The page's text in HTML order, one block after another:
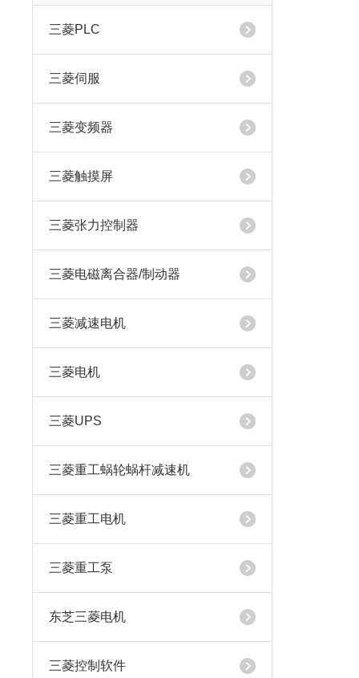
三菱PLC
三菱伺服
三菱变频器
三菱触摸屏
三菱张力控制器
三菱电磁离合器/制动器
三菱减速电机
三菱电机
三菱UPS
三菱重工蜗轮蜗杆减速机
三菱重工电机
三菱重工泵
东芝三菱电机
三菱控制软件